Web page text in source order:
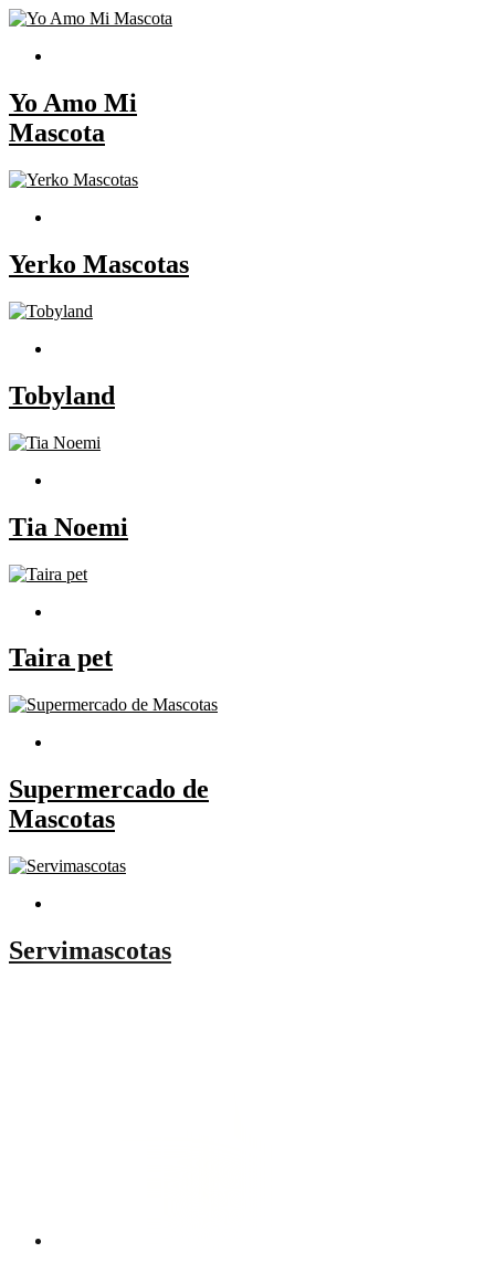
Yo Amo Mi
Mascota
Yerko Mascotas
Tobyland
Tia Noemi
Taira pet
Supermercado de
Mascotas
Servimascotas